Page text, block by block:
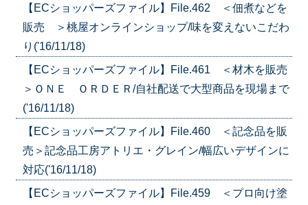
【ECショッパーズファイル】File.462 ＜佃煮などを
販売 ＞桃屋オンラインショップ/味を変えないこだわ
り('16/11/18)
【ECショッパーズファイル】File.461 ＜材木を販売
＞ＯＮＥ ＯＲＤＥＲ/自社配送で大型商品を現場まで
('16/11/18)
【ECショッパーズファイル】File.460 ＜記念品を販
売＞記念品工房アトリエ・グレイン/幅広いデザインに
対応('16/11/18)
【ECショッパーズファイル】File.459 ＜プロ向け塗